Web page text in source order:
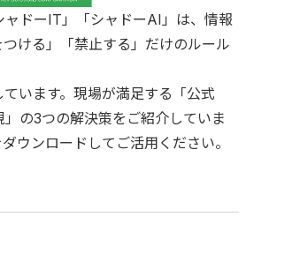
ドーIT」「シャドーAI」は、情報
ける」「禁止する」だけのルール
います。現場が満足する「公式
の3つの解決策をご紹介していま
ウンロードしてご活用ください。